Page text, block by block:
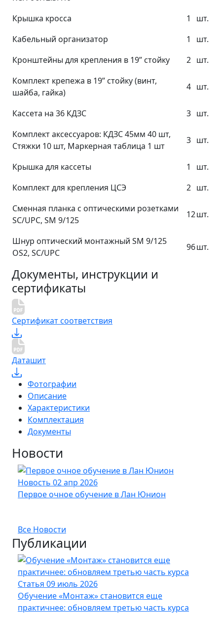
Крышка кросса
1
шт.
Кабельный организатор
1
шт.
Кронштейны для крепления в 19” стойку
2 шт.
Комплект крепежа в 19” стойку (винт,
шайба, гайка)
4 шт.
Кассета на 36 КДЗС 3 шт.
Комплект аксессуаров: КДЗС 45мм 40 шт,
Стяжки 10 шт, Маркерная таблица 1 шт
3 шт.
Крышка для кассеты 1
шт.
Комплект для крепления ЦСЭ
2 шт.
Сменная планка с оптическими розетками
SC/UPC, SM 9/125
12шт.
Шнур оптический монтажный SM 9/125
OS2, SC/UPC
96шт.
Документы, инструкции и
сертификаты
Сертификат соответствия
Даташит
Фотографии
Описание
Характеристики
Комплектация
Документы
Новости
Новость 02 апр 2026
Первое очное обучение в Лан Юнион
Все Новости
Публикации
Статья 09 июль 2026
Обучение «Монтаж» становится еще
практичнее: обновляем третью часть курса